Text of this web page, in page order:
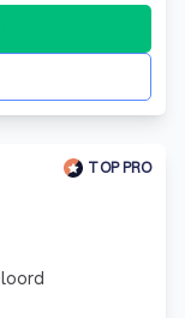
TOP PRO